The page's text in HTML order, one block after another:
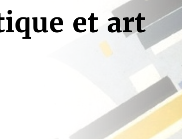
et art